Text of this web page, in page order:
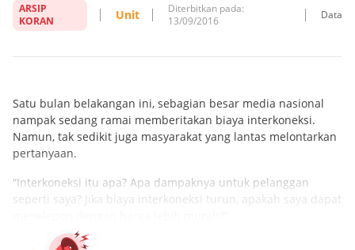
ARSIP
KORAN
Unit
Diterbitkan pada:
13/09/2016
Data
Satu bulan belakangan ini, sebagian besar media nasional
nampak sedang ramai memberitakan biaya interkoneksi.
Namun, tak sedikit juga masyarakat yang lantas melontarkan
pertanyaan.
“Interkoneksi itu apa? Apa dampaknya untuk pelanggan
seperti saya? Jika biaya interkoneksi turun, apakah saya dapat